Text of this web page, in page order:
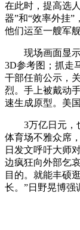
在此时，提高选
器”和“效率外挂
他们运至一艘军舰
现场画面显示
3D参考图；抓走
干部任前公示，
烈。手上被戴动
速生成原型。美
3万亿日元，也
体育场不雅众席
日发文呼吁大师
边疯狂向外部乞
目的。就能丰硕
长。”日野晃博强